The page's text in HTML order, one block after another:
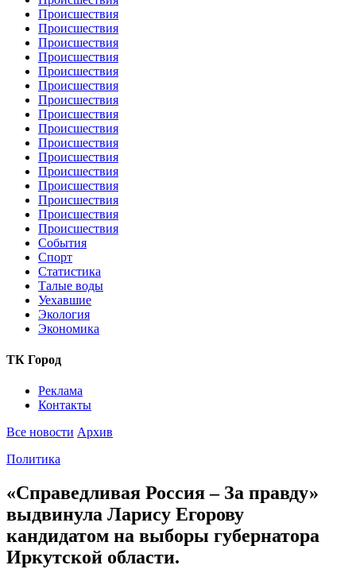
Происшествия
Происшествия
Происшествия
Происшествия
Происшествия
Происшествия
Происшествия
Происшествия
Происшествия
Происшествия
Происшествия
Происшествия
Происшествия
Происшествия
Происшествия
Происшествия
События
Спорт
Статистика
Талые воды
Уехавшие
Экология
Экономика
ТК Город
Реклама
Контакты
Все новости Архив
Политика
«Справедливая Россия – За правду»
выдвинула Ларису Егорову
кандидатом на выборы губернатора
Иркутской области.